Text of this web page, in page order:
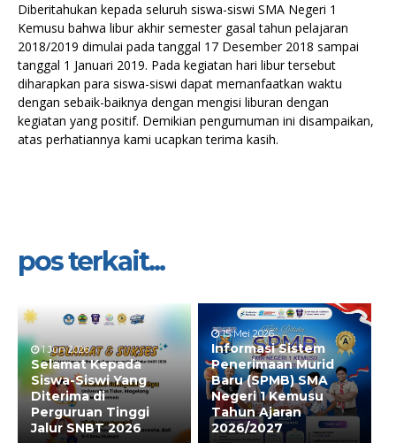
Diberitahukan kepada seluruh siswa-siswi SMA Negeri 1
Kemusu bahwa libur akhir semester gasal tahun pelajaran
2018/2019 dimulai pada tanggal 17 Desember 2018 sampai
tanggal 1 Januari 2019. Pada kegiatan hari libur tersebut
diharapkan para siswa-siswi dapat memanfaatkan waktu
dengan sebaik-baiknya dengan mengisi liburan dengan
kegiatan yang positif. Demikian pengumuman ini disampaikan,
atas perhatiannya kami ucapkan terima kasih.
pos terkait...
1 Jun 2026
Selamat Kepada
Siswa-Siswi Yang
Diterima di
Perguruan Tinggi
Jalur SNBT 2026
15 Mei 2026
Informasi Sistem
Penerimaan Murid
Baru (SPMB) SMA
Negeri 1 Kemusu
Tahun Ajaran
2026/2027